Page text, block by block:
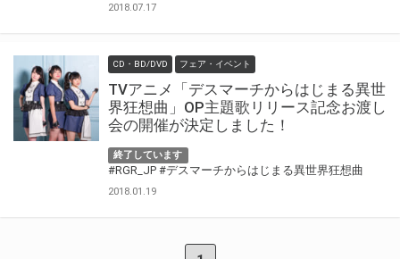
2018.07.17
CD・BD/DVD フェア・イベント
TVアニメ「デスマーチからはじまる異世
界狂想曲」OP主題歌リリース記念お渡し
会の開催が決定しました！
終了しています
#RGR_JP #デスマーチからはじまる異世界狂想曲
2018.01.19